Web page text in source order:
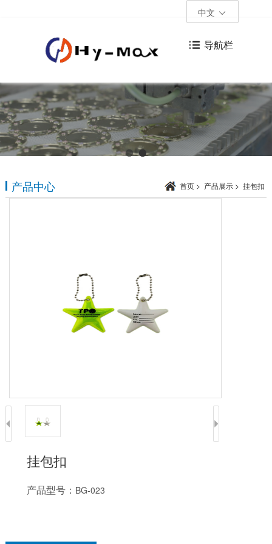
中文
导航栏
产品中心 首页 > 产品展示 > 挂包扣
挂包扣
产品型号： BG-023